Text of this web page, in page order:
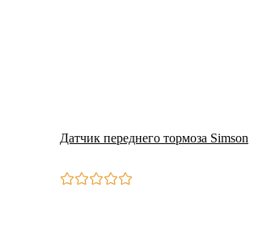
Датчик переднего тормоза Simson